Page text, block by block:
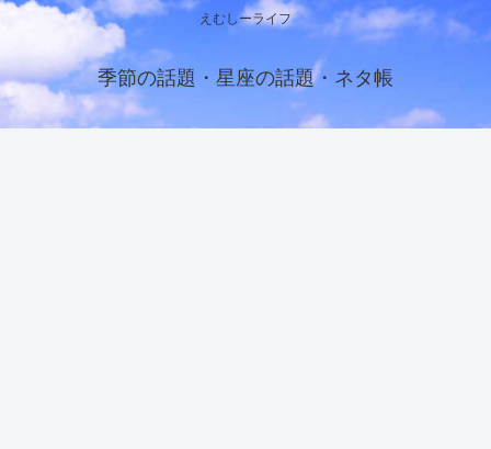
えむしーライフ
季節の話題・星座の話題・ネタ帳